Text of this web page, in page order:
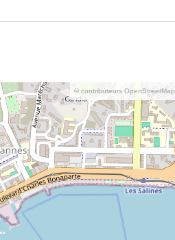
© contributeurs OpenStreetMap